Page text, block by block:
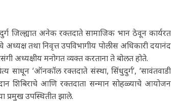
जिल्ह्यात अनेक रक्तदाते सामाजिक भान ठेवून कार्यरत
तथा निवृत्त उपविभागीय पोलीस अधिकारी दयानंद
अध्यक्षीय मनोगत व्यक्त करताना ते बोलत होते.
साधून ‘ऑनकॉल रक्तदाते संस्था, सिंधुदुर्ग’, ‘सावंतवाडी
शिबिराचे आणि रक्तदाता सन्मान सोहळ्याचे आयोजन
प्रमुख उपस्थितीत झाले.